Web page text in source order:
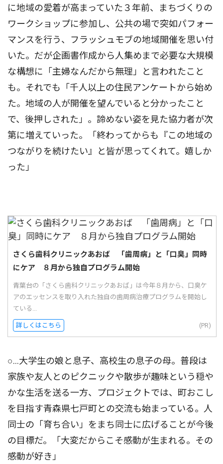
に地域の愛着が高まっていた３年前、まちづくりの
ワークショップに参加し、公共の場で突如パフォー
マンスを行う、フラッシュモブの地域開催を思い付
いた。だが企画書作成から人集めまで必要な大規模
な構想に「主婦なんだから無理」と言われたこと
も。それでも「千人以上の住民アンケートから始め
た。地域の人が開催を望んでいると分かったこと
で、後押しされた」。諦めない姿を見た協力者が次
第に増えていった。「終わってからも『この地域の
つながりを続けたい』と皆が思ってくれて。嬉しか
った」
さくら歯科クリニックあおば 「歯周病」と「口臭」同時
にケア ８月から独自プログラム開始
青葉台の「さくら歯科クリニックあおば」は今年８月から、口臭ケ
アのエッセンスを取り入れた独自の歯周病治療プログラムを開始し
ている...
詳しくはこちら (PR)
○…大学生の娘と息子、高校生の息子の母。普段は
家族や友人とのピクニックや散歩が趣味という穏や
かな生活を送る一方、プロジェクトでは、町おこし
を目指す青森県七戸町との交流も始まっている。人
同士の「育ち合い」をまち同士に広げることが今後
の目標だ。「大変だからこそ感動が生まれる。その
感動が好き」